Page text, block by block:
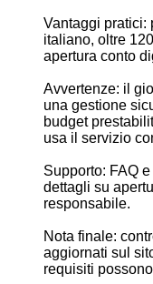
Vantaggi pratici:
italiano, oltre
apertura conto
Avvertenze: il
una gestione
budget
usa il servizio
Supporto: FAQ
dettagli su
responsabile.
Nota finale:
aggiornati sul
requisiti